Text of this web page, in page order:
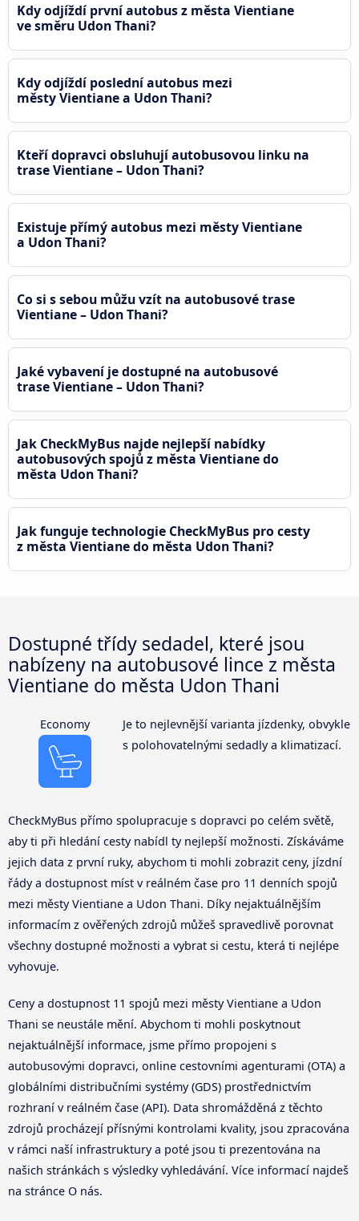
Kdy odjíždí první autobus z města Vientiane
ve směru Udon Thani?
Kdy odjíždí poslední autobus mezi
městy Vientiane a Udon Thani?
Kteří dopravci obsluhují autobusovou linku na
trase Vientiane – Udon Thani?
Existuje přímý autobus mezi městy Vientiane
a Udon Thani?
Co si s sebou můžu vzít na autobusové trase
Vientiane – Udon Thani?
Jaké vybavení je dostupné na autobusové
trase Vientiane – Udon Thani?
Jak CheckMyBus najde nejlepší nabídky
autobusových spojů z města Vientiane do
města Udon Thani?
Jak funguje technologie CheckMyBus pro cesty
z města Vientiane do města Udon Thani?
Dostupné třídy sedadel, které jsou
nabízeny na autobusové lince z města
Vientiane do města Udon Thani
Economy
Je to nejlevnější varianta jízdenky, obvykle
s polohovatelnými sedadly a klimatizací.
CheckMyBus přímo spolupracuje s dopravci po celém světě,
aby ti při hledání cesty nabídl ty nejlepší možnosti. Získáváme
jejich data z první ruky, abychom ti mohli zobrazit ceny, jízdní
řády a dostupnost míst v reálném čase pro 11 denních spojů
mezi městy Vientiane a Udon Thani. Díky nejaktuálnějším
informacím z ověřených zdrojů můžeš spravedlivě porovnat
všechny dostupné možnosti a vybrat si cestu, která ti nejlépe
vyhovuje.
Ceny a dostupnost 11 spojů mezi městy Vientiane a Udon
Thani se neustále mění. Abychom ti mohli poskytnout
nejaktuálnější informace, jsme přímo propojeni s
autobusovými dopravci, online cestovními agenturami (OTA) a
globálními distribučními systémy (GDS) prostřednictvím
rozhraní v reálném čase (API). Data shromážděná z těchto
zdrojů procházejí přísnými kontrolami kvality, jsou zpracována
v rámci naší infrastruktury a poté jsou ti prezentována na
našich stránkách s výsledky vyhledávání. Více informací najdeš
na stránce O nás.